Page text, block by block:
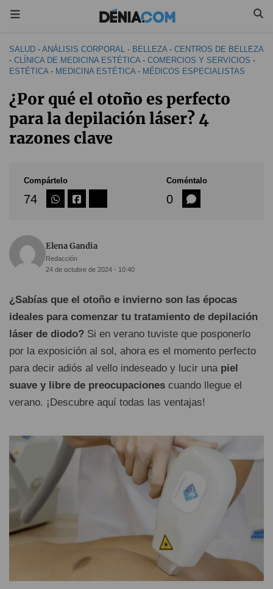
SALUD - ANÁLISIS CORPORAL - BELLEZA- CENTROS DE BELLEZA
- CLÍNICA DE MEDICINA ESTÉTICA- COMERCIOS Y SERVICIOS -
ESTÉTICA- MEDICINA ESTÉTICA- MÉDICOS ESPECIALISTAS
¿Por qué el otoño es perfecto
para la depilación láser? 4
razones clave
Compártelo
74
Coméntalo
0
Elena Gandia
Redacción
24 de octubre de 2024 - 10:40
¿Sabías que el otoño e invierno son las épocas
ideales para comenzar tu tratamiento de depilación
láser de diodo? Si en verano tuviste que posponerlo
por la exposición al sol, ahora es el momento perfecto
para decir adiós al vello indeseado y lucir una piel
suave y libre de preocupaciones cuando llegue el
verano. ¡Descubre aquí todas las ventajas!